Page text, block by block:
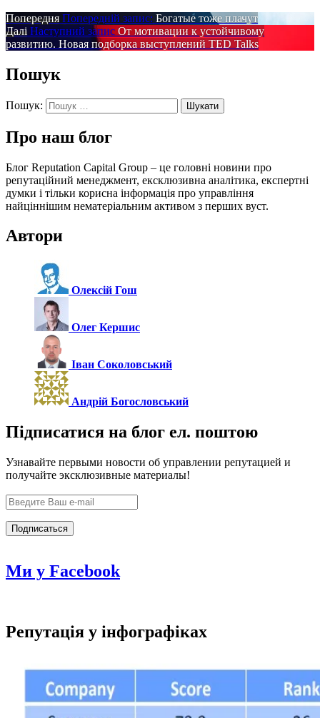
Попередня Попередній запис: Богатые тоже плачут
Далі Наступний запис От мотивации к устойчивому
развитию. Новая подборка выступлений TED Talks
Пошук
Пошук:
Про наш блог
Блог Reputation Capital Group – це головні новини про
репутаційний менеджмент, ексклюзивна аналітика, експертні
думки і тільки корисна інформація про управління
найціннішим нематеріальним активом з перших вуст.
Автори
Олексій Гош
Олег Кершис
Іван Соколовський
Андрій Богословський
Підписатися на блог ел. поштою
Узнавайте первыми новости об управлении репутацией и
получайте эксклюзивные материалы!
Ми у Facebook
Репутація у інфографіках